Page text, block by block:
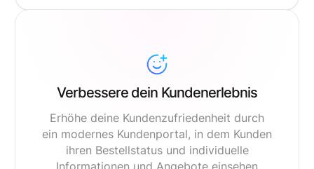
Verbessere dein Kundenerlebnis
Erhöhe deine Kundenzufriedenheit durch
ein modernes Kundenportal, in dem Kunden
ihren Bestellstatus und individuelle